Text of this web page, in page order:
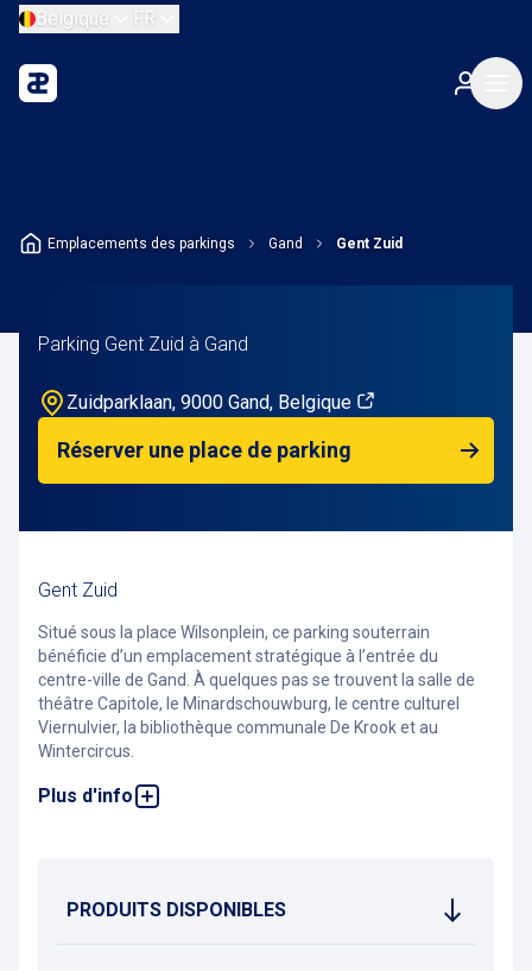
Belgique FR
Emplacements des parkings Gand Gent Zuid
Parking Gent Zuid à Gand
Zuidparklaan, 9000 Gand, Belgique
Réserver une place de parking
Gent Zuid
Situé sous la place Wilsonplein, ce parking souterrain
bénéficie d’un emplacement stratégique à l’entrée du
centre-ville de Gand. À quelques pas se trouvent la salle de
théâtre Capitole, le Minardschouwburg, le centre culturel
Viernulvier, la bibliothèque communale De Krook et au
Wintercircus.
Plus d'info
Avec sa très grande capacité de 1043 places et ses 67
Le parking est également bien connecté au réseau de
PRODUITS DISPONIBLES